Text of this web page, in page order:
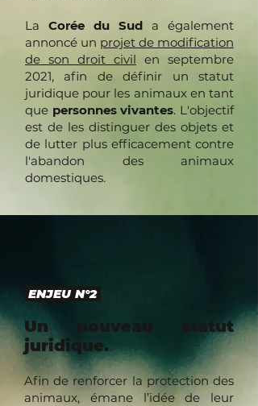
La Corée du Sud a également
annoncé un projet de modification
de son droit civil en septembre
2021, afin de définir un statut
juridique pour les animaux en tant
que personnes vivantes. L'objectif
est de les distinguer des objets et
de lutter plus efficacement contre
l'abandon des animaux
domestiques.
ENJEU N°2
Un nouveau statut
juridique.
Afin de renforcer la protection des
animaux, émane l’idée de leur